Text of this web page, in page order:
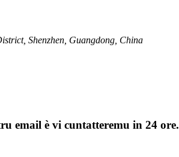
Shenzhen, Guangdong, China
email è vi cuntatteremu in 24 ore.